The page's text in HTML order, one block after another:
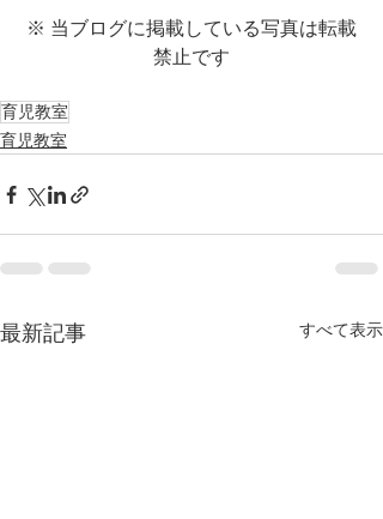
※ 当ブログに掲載している写真は転載
禁止です
育児教室
育児教室
最新記事 すべて表示